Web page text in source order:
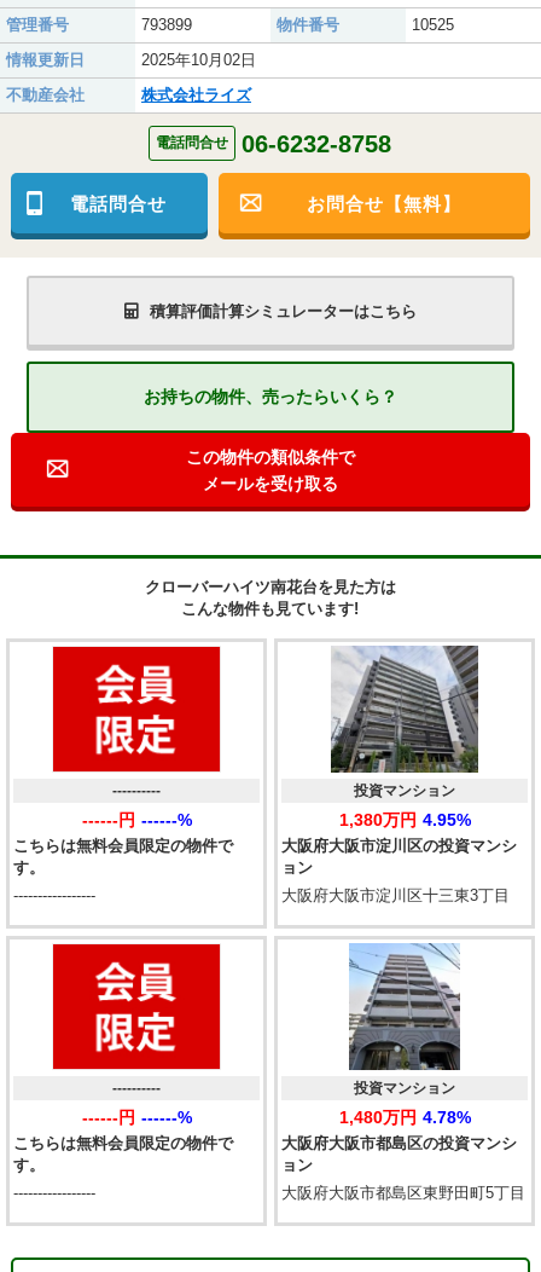
管理番号 793899 物件番号
10525
情報更新日
2025年10月02日
不動産会社
株式会社ライズ
電話問合せ 06-6232-8758
電話問合せ お問合せ【無料】
積算評価計算シミュレーターはこちら
お持ちの物件、売ったらいくら？
この物件の類似条件で
メールを受け取る
クローバーハイツ南花台を見た方は
こんな物件も見ています!
こちらは無料会員限定の物件で
す。
----------
------円 ------%
-----------------
大阪府大阪市淀川区の投資マンシ
ョン
投資マンション
1,380万円 4.95%
大阪府大阪市淀川区十三東3丁目
こちらは無料会員限定の物件で
す。
----------
------円 ------%
-----------------
大阪府大阪市都島区の投資マンシ
ョン
投資マンション
1,480万円 4.78%
大阪府大阪市都島区東野田町5丁目